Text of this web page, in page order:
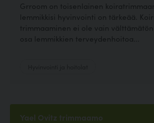
Grroom on toisenlainen
lemmikkisi hyvinvointi on tärkeää.
trimmaaminen ei ole vain
osa lemmikkien terveydenhoitoa...
Yael Ovitz trimmaamo